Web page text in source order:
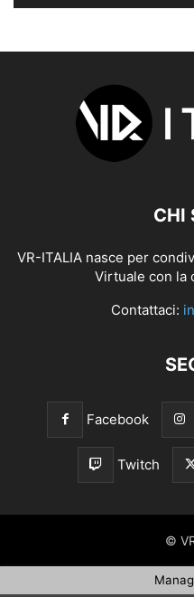
CHI
VR-ITALIA nasce per
Virtuale con la
Contattaci:
Facebook
Twitch
©